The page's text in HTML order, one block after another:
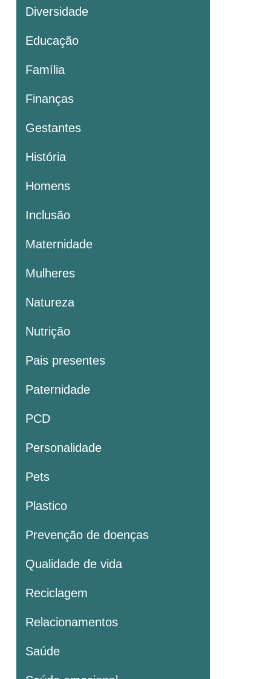
Diversidade
Educação
Família
Finanças
Gestantes
História
Homens
Inclusão
Maternidade
Mulheres
Natureza
Nutrição
Pais presentes
Paternidade
PCD
Personalidade
Pets
Plastico
Prevenção de doenças
Qualidade de vida
Reciclagem
Relacionamentos
Saúde